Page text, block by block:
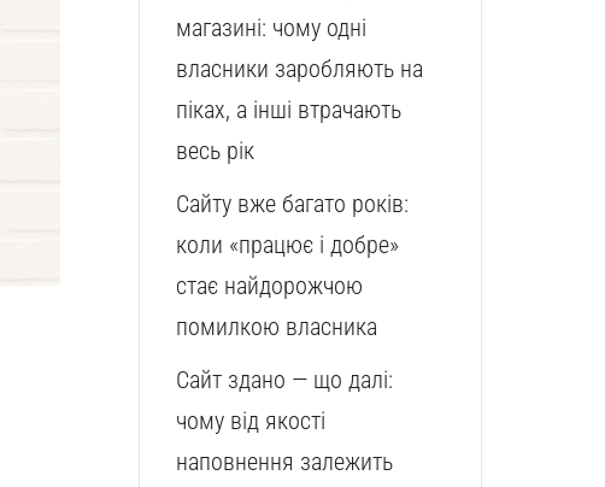
магазині: чому одні
власники заробляють на
піках, а інші втрачають
весь рік
Сайту вже багато років:
коли «працює і добре»
стає найдорожчою
помилкою власника
Сайт здано — що далі:
чому від якості
наповнення залежить